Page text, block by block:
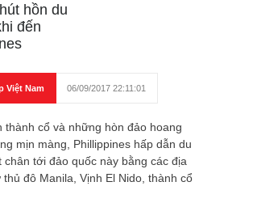
hồn du
đến
Việt Nam 06/09/2017 22:11:01
thành cổ và những hòn đảo hoang
mịn màng, Phillippines hấp dẫn du
chân tới đảo quốc này bằng các địa
đô Manila, Vịnh El Nido, thành cổ